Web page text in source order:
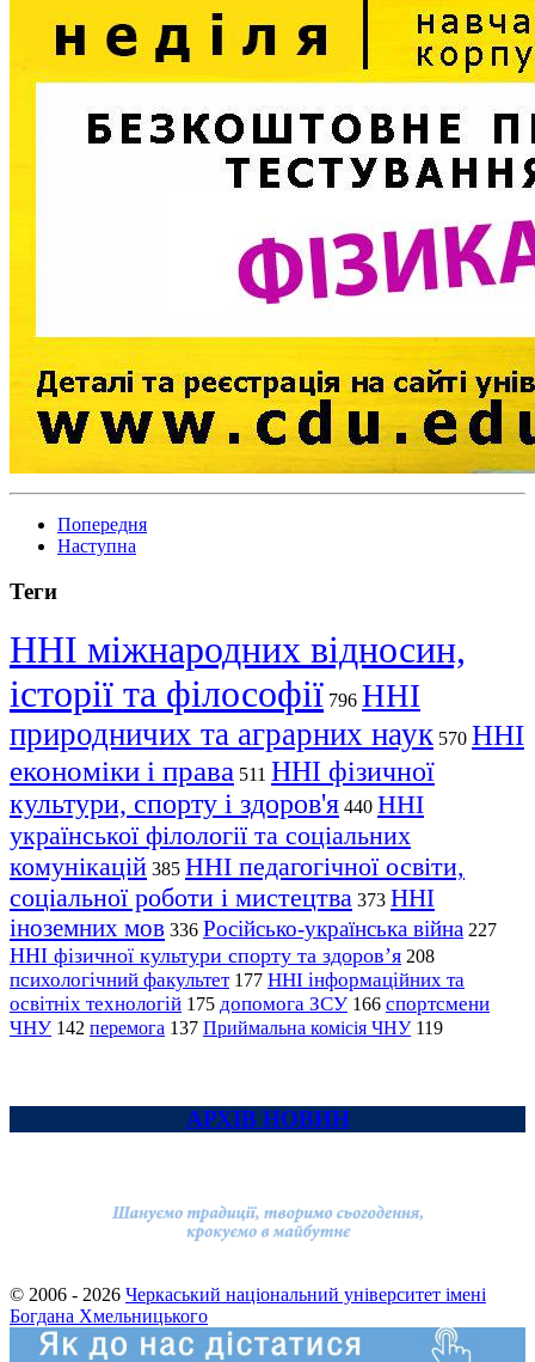
Попередня
Наступна
Теги
ННІ міжнародних відносин,
історії та філософії 796 ННІ
природничих та аграрних наук 570 ННІ
економіки і права 511 ННІ фізичної
культури, спорту і здоров'я 440 ННІ
української філології та соціальних
комунікацій 385 ННІ педагогічної освіти,
соціальної роботи і мистецтва 373 ННІ
іноземних мов 336 Російсько-українська війна 227
ННІ фізичної культури спорту та здоров’я 208
психологічний факультет 177 ННІ інформаційних та
освітніх технологій 175 допомога ЗСУ 166 спортсмени
ЧНУ 142 перемога 137 Приймальна комісія ЧНУ 119
АРХІВ НОВИН
© 2006 - 2026 Черкаський національний університет імені
Богдана Хмельницького